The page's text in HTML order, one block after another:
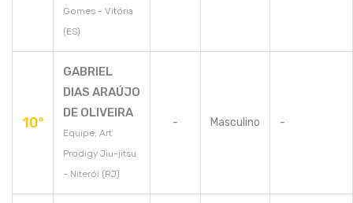
Gomes - Vitória
(ES)
10º
GABRIEL
DIAS ARAÚJO
DE OLIVEIRA
Equipe: Art
Prodigy Jiu-jitsu
- Niterói (RJ)
- Masculino -